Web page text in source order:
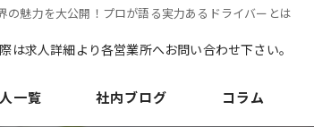
の魅力を大公開！プロが語る実力あるドライバーとは
は求人詳細より各営業所へお問い合わせ下さい。
一覧 社内ブログ コラム